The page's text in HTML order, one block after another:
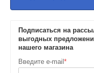
Подписаться на
выгодных
нашего магазина
Введите e-mail *